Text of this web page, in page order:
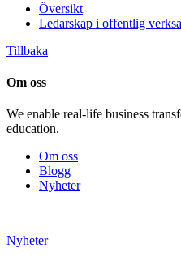
Översikt
Ledarskap i offentlig
Tillbaka
Om oss
We enable real-life business
education.
Om oss
Blogg
Nyheter
Nyheter